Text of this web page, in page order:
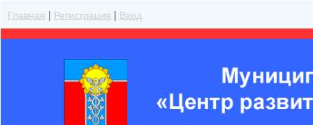
Главная | Регистрация | Вход